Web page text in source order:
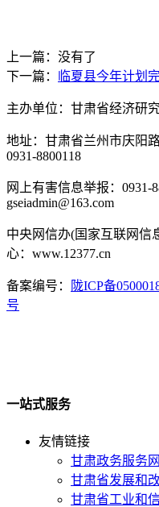
上一篇：没有了
下一篇：
临夏县今年计划
主办单位：甘肃省经济研
地址：甘肃省兰州市庆阳
0931-8800118
网上有害信息举报：0931-
gseiadmin@163.com
中央网信办(国家互联网信
心：www.12377.cn
备案编号： 陇ICP备
号
一站式服务
友情链接
甘肃政务服务网
甘肃省发展和
甘肃省工业和